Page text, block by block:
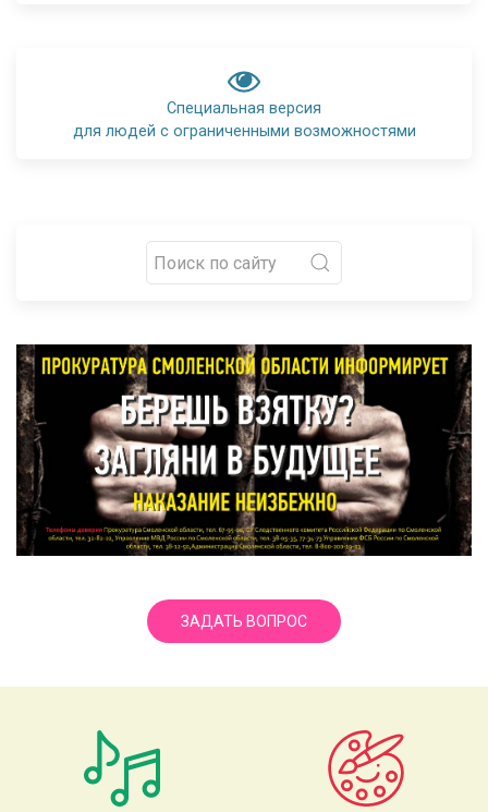
Специальная версия
для людей с ограниченными возможностями
ЗАДАТЬ ВОПРОС